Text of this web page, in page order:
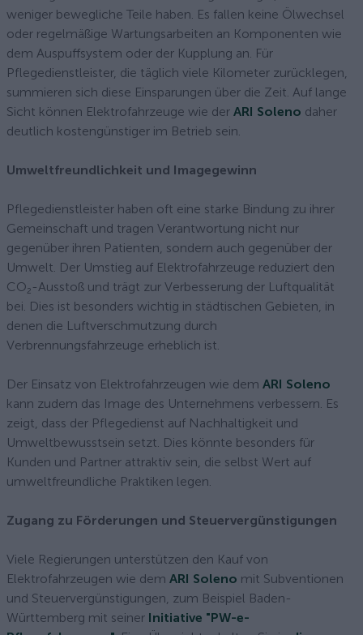
weniger bewegliche Teile haben. Es fallen keine Ölwechsel
oder regelmäßige Wartungsarbeiten an Komponenten wie
dem Auspuffsystem oder der Kupplung an. Für
Pflegedienstleister, die täglich viele Kilometer zurücklegen,
summieren sich diese Einsparungen über die Zeit. Auf lange
Sicht können Elektrofahrzeuge wie der ARI Soleno daher
deutlich kostengünstiger im Betrieb sein.
Umweltfreundlichkeit und Imagegewinn
Pflegedienstleister haben oft eine starke Bindung zu ihrer
Gemeinschaft und tragen Verantwortung nicht nur
gegenüber ihren Patienten, sondern auch gegenüber der
Umwelt. Der Umstieg auf Elektrofahrzeuge reduziert den
CO₂-Ausstoß und trägt zur Verbesserung der Luftqualität
bei. Dies ist besonders wichtig in städtischen Gebieten, in
denen die Luftverschmutzung durch
Verbrennungsfahrzeuge erheblich ist.
Der Einsatz von Elektrofahrzeugen wie dem ARI Soleno
kann zudem das Image des Unternehmens verbessern. Es
zeigt, dass der Pflegedienst auf Nachhaltigkeit und
Umweltbewusstsein setzt. Dies könnte besonders für
Kunden und Partner attraktiv sein, die selbst Wert auf
umweltfreundliche Praktiken legen.
Zugang zu Förderungen und Steuervergünstigungen
Viele Regierungen unterstützen den Kauf von
Elektrofahrzeugen wie dem ARI Soleno mit Subventionen
und Steuervergünstigungen, zum Beispiel Baden-
Württemberg mit seiner Initiative "PW-e-